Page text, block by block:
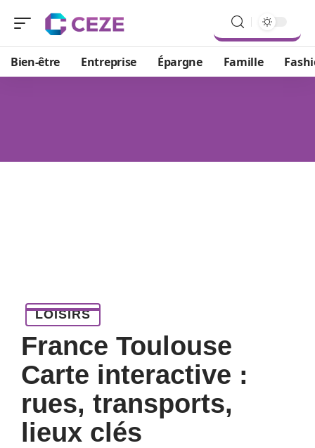
Bien-être Entreprise Épargne Famille
LOISIRS
France Toulouse
Carte interactive :
rues, transports,
lieux clés